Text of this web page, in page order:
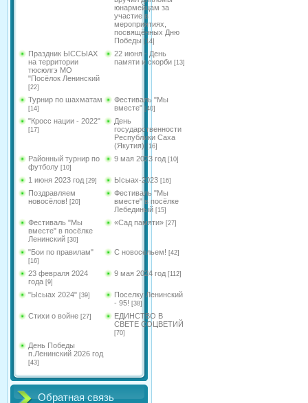
юнармейцам за
участие в
мероприятиях,
посвящённых Дню
Победы [14]
Праздник ЫССЫАХ
на территории
тюсюлгэ МО
"Посёлок Ленинский
[22]
22 июня - День
памяти и скорби [13]
Турнир по шахматам
[14]
Фестиваль "Мы
вместе" [40]
"Кросс нации - 2022"
[17]
День
государственности
Республики Саха
(Якутия) [16]
Районный турнир по
футболу [10]
9 мая 2023 год [10]
1 июня 2023 год [29] Ысыах-2023 [16]
Поздравляем
новосёлов! [20]
Фестиваль "Мы
вместе" в посёлке
Лебединый [15]
Фестиваль "Мы
вместе" в посёлке
Ленинский [30]
«Сад памяти» [27]
"Бои по правилам"
[16]
С новосельем! [42]
23 февраля 2024
года [9]
9 мая 2024 год [112]
"Ысыах 2024" [39]
Поселку Ленинский
- 95! [38]
Стихи о войне [27]
ЕДИНСТВО В
СВЕТЕ СОЦВЕТИЙ
[70]
День Победы
п.Ленинский 2026 год
[43]
Обратная связь